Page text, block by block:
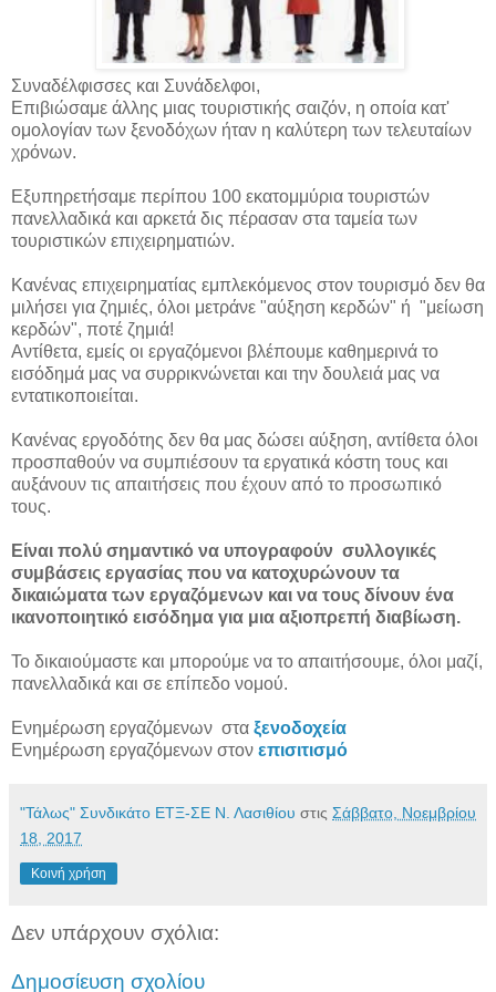
Συναδέλφισσες και Συνάδελφοι,
Επιβιώσαμε άλλης μιας τουριστικής σαιζόν, η οποία κατ'
ομολογίαν των ξενοδόχων ήταν η καλύτερη των τελευταίων
χρόνων.
Εξυπηρετήσαμε περίπου 100 εκατομμύρια τουριστών
πανελλαδικά και αρκετά δις πέρασαν στα ταμεία των
τουριστικών επιχειρηματιών.
Κανένας επιχειρηματίας εμπλεκόμενος στον τουρισμό δεν θα
μιλήσει για ζημιές, όλοι μετράνε "αύξηση κερδών" ή "μείωση
κερδών", ποτέ ζημιά!
Αντίθετα, εμείς οι εργαζόμενοι βλέπουμε καθημερινά το
εισόδημά μας να συρρικνώνεται και την δουλειά μας να
εντατικοποιείται.
Κανένας εργοδότης δεν θα μας δώσει αύξηση, αντίθετα όλοι
προσπαθούν να συμπιέσουν τα εργατικά κόστη τους και
αυξάνουν τις απαιτήσεις που έχουν από το προσωπικό
τους.
Είναι πολύ σημαντικό να υπογραφoύν συλλογικές
συμβάσεις εργασίας που να κατοχυρώνουν τα
δικαιώματα των εργαζόμενων και να τους δίνουν ένα
ικανοποιητικό εισόδημα για μια αξιοπρεπή διαβίωση.
Το δικαιούμαστε και μπορούμε να το απαιτήσουμε, όλοι μαζί,
πανελλαδικά και σε επίπεδο νομού.
Ενημέρωση εργαζόμενων στα ξενοδοχεία
Ενημέρωση εργαζόμενων στον επισιτισμό
"Τάλως" Συνδικάτο ΕΤΞ-ΣΕ Ν. Λασιθίου στις Σάββατο, Νοεμβρίου
18, 2017
Κοινή χρήση
Δεν υπάρχουν σχόλια:
Δημοσίευση σχολίου